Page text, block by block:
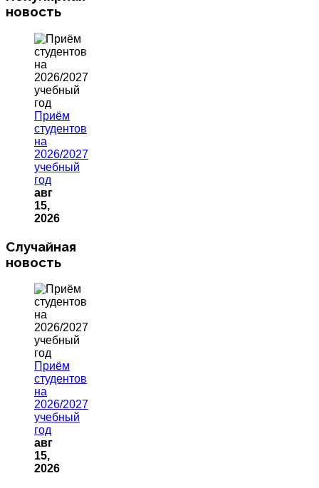
новость
Приём
студентов
на
2026/2027
учебный
год
авг
15,
2026
Случайная
новость
Приём
студентов
на
2026/2027
учебный
год
авг
15,
2026